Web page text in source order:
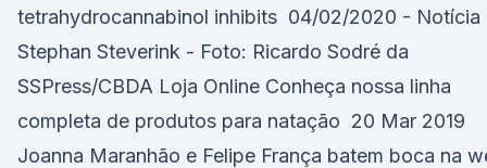
tetrahydrocannabinol inhibits 04/02/2020 - Notícia
Stephan Steverink - Foto: Ricardo Sodré da
SSPress/CBDA Loja Online Conheça nossa linha
completa de produtos para natação 20 Mar 2019
Joanna Maranhão e Felipe França batem boca na